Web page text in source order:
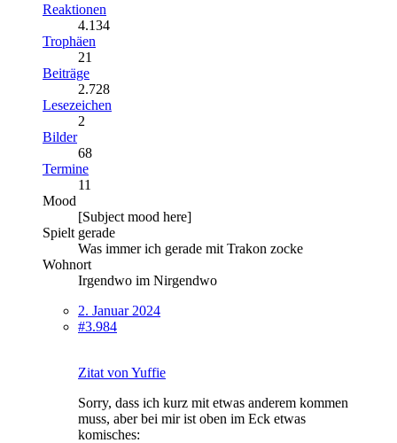
Reaktionen
4.134
Trophäen
21
Beiträge
2.728
Lesezeichen
2
Bilder
68
Termine
11
Mood
[Subject mood here]
Spielt gerade
Was immer ich gerade mit Trakon zocke
Wohnort
Irgendwo im Nirgendwo
2. Januar 2024
#3.984
Zitat von Yuffie
Sorry, dass ich kurz mit etwas anderem kommen
muss, aber bei mir ist oben im Eck etwas
komisches: